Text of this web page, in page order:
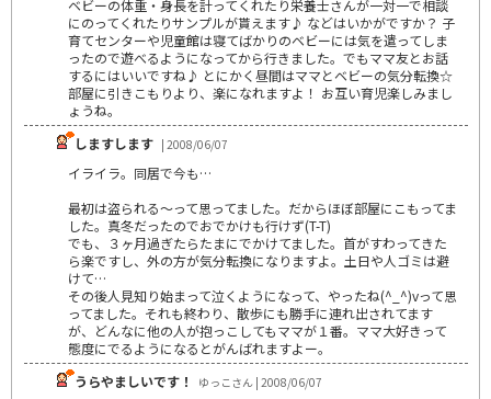
ベビーの体重・身長を計ってくれたり栄養士さんが一対一で相談
にのってくれたりサンプルが貰えます♪ などはいかがですか？ 子
育てセンターや児童館は寝てばかりのベビーには気を遣ってしま
ったので遊べるようになってから行きました。でもママ友とお話
するにはいいですね♪ とにかく昼間はママとベビーの気分転換☆
部屋に引きこもりより、楽になれますよ！ お互い育児楽しみまし
ょうね。
しますします | 2008/06/07
イライラ。同居で今も…
最初は盗られる～って思ってました。だからほぼ部屋にこもってま
した。真冬だったのでおでかけも行けず(T-T)
でも、３ヶ月過ぎたらたまにでかけてました。首がすわってきた
ら楽ですし、外の方が気分転換になりますよ。土日や人ゴミは避
けて…
その後人見知り始まって泣くようになって、やったね(^_^)vって思
ってました。それも終わり、散歩にも勝手に連れ出されてます
が、どんなに他の人が抱っこしてもママが１番。ママ大好きって
態度にでるようになるとがんばれますよー。
うらやましいです！
ゆっこさん | 2008/06/07